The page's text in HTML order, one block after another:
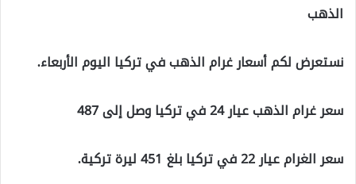
الذهب
نستعرض لكم أسعار غرام الذهب في تركيا اليوم الأربعاء.
سعر غرام الذهب عيار 24 في تركيا وصل إلى 487
سعر الغرام عيار 22 في تركيا بلغ 451 ليرة تركية.